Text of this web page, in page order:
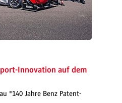
Innovation auf dem
"140 Jahre Benz Patent-